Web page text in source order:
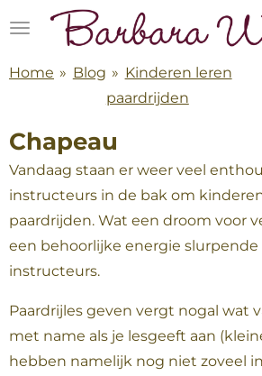
Ga
naar
Home » Blog » Kinderen leren
paardrijden
Chapeau
Vandaag staan er weer veel
instructeurs in de bak om
paardrijden. Wat een droom voor
een behoorlijke energie
instructeurs.
Paardrijles geven vergt nogal wat
met name als je lesgeeft aan
hebben namelijk nog niet zoveel